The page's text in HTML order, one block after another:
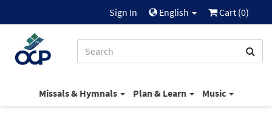
Sign In English Cart (0)
Missals & Hymnals Plan & Learn Music